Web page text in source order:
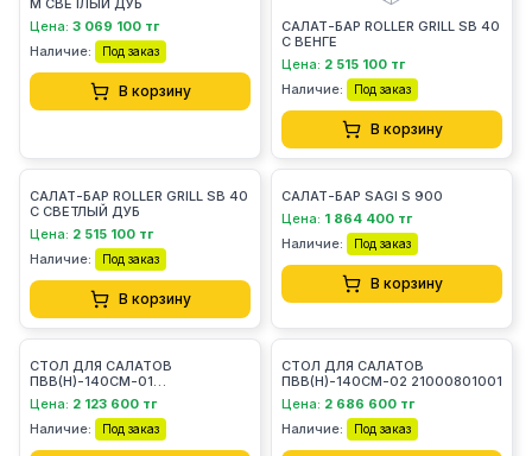
M СВЕТЛЫЙ ДУБ
Цена: 3 069 100 тг
Наличие:
Под заказ
В корзину
САЛАТ-БАР ROLLER GRILL SB 40
С ВЕНГЕ
Цена: 2 515 100 тг
Наличие:
Под заказ
В корзину
САЛАТ-БАР ROLLER GRILL SB 40
С СВЕТЛЫЙ ДУБ
Цена: 2 515 100 тг
Наличие:
Под заказ
В корзину
САЛАТ-БАР SAGI S 900
Цена: 1 864 400 тг
Наличие:
Под заказ
В корзину
СТОЛ ДЛЯ САЛАТОВ
ПВВ(Н)-140СМ-01
21000801000
Цена: 2 123 600 тг
Наличие:
Под заказ
СТОЛ ДЛЯ САЛАТОВ
ПВВ(Н)-140СМ-02 21000801001
Цена: 2 686 600 тг
Наличие:
Под заказ